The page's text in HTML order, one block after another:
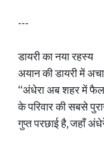
---
डायरी का नया रहस्य
अयान की डायरी में
“अंधेरा अब शहर में
के परिवार की सबसे
गुप्त परछाई है, जहाँ